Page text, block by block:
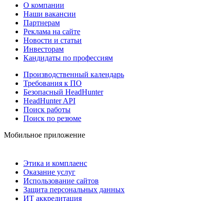
О компании
Наши вакансии
Партнерам
Реклама на сайте
Новости и статьи
Инвесторам
Кандидаты по профессиям
Производственный календарь
Требования к ПО
Безопасный HeadHunter
HeadHunter API
Поиск работы
Поиск по резюме
Мобильное приложение
Этика и комплаенс
Оказание услуг
Использование сайтов
Защита персональных данных
ИТ аккредитация